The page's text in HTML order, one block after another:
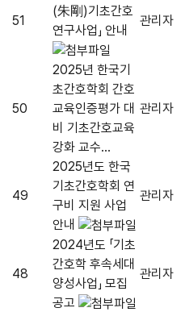
51
(朱剛)기초간호
연구사업」 안내
관리자
50
2025년 한국기
초간호학회 간호
교육인증평가 대
비 기초간호교육
강화 교수...
관리자
49
2025년도 한국
기초간호학회 연
구비 지원 사업
안내
관리자
48
2024년도 「기초
간호학 후속세대
양성사업」 모집
공고
관리자